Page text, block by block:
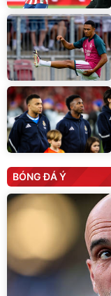
BÓNG ĐÁ Ý